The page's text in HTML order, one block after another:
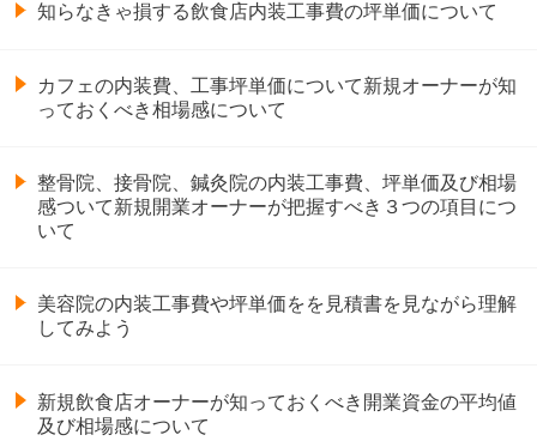
知らなきゃ損する飲食店内装工事費の坪単価について
カフェの内装費、工事坪単価について新規オーナーが知
っておくべき相場感について
整骨院、接骨院、鍼灸院の内装工事費、坪単価及び相場
感ついて新規開業オーナーが把握すべき３つの項目につ
いて
美容院の内装工事費や坪単価をを見積書を見ながら理解
してみよう
新規飲食店オーナーが知っておくべき開業資金の平均値
及び相場感について